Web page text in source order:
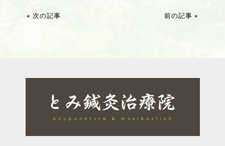
« 次の記事 前の記事 »